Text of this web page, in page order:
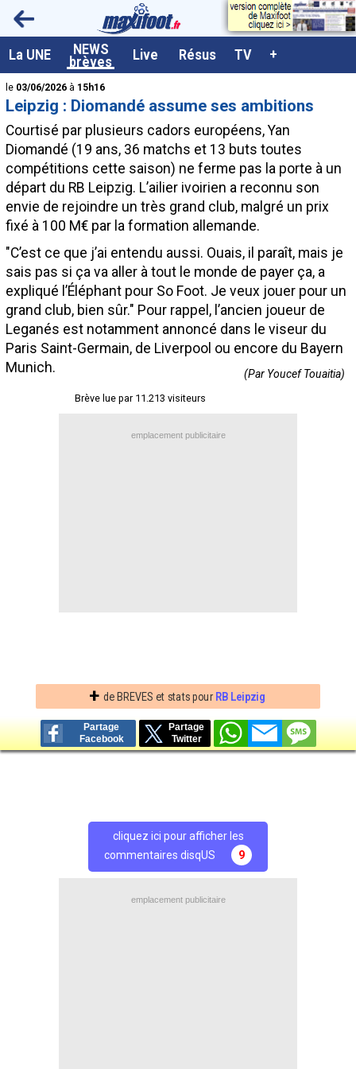
La UNE NEWS
brèves Live Résus TV +
<
le 03/06/2026 à 15h16
Leipzig : Diomandé assume ses ambitions
Courtisé par plusieurs cadors européens, Yan
Diomandé (19 ans, 36 matchs et 13 buts toutes
compétitions cette saison) ne ferme pas la porte à un
départ du RB Leipzig. L’ailier ivoirien a reconnu son
envie de rejoindre un très grand club, malgré un prix
fixé à 100 M€ par la formation allemande.
"C’est ce que j’ai entendu aussi. Ouais, il paraît, mais je
sais pas si ça va aller à tout le monde de payer ça, a
expliqué l’Éléphant pour So Foot. Je veux jouer pour un
grand club, bien sûr." Pour rappel, l’ancien joueur de
Leganés est notamment annoncé dans le viseur du
Paris Saint-Germain, de Liverpool ou encore du Bayern
Munich.
(Par Youcef Touaitia)
Brève lue par 11.213 visiteurs
emplacement publicitaire
+ de BREVES et stats pour RB Leipzig
Partage
Facebook
Partage
Twitter
cliquez ici pour afficher les
commentaires disqUS
9
emplacement publicitaire
A la UNE
Dernières brèves
Live / Matchs en direct
Résultats et Classements
Class. buteurs européens
Programme TV foot
Vidéos
Sondages
Tableau transferts L1
Taille de la police
Paramètrages / Options
Contact / Signaler un bug
Recrutement Maxifoot